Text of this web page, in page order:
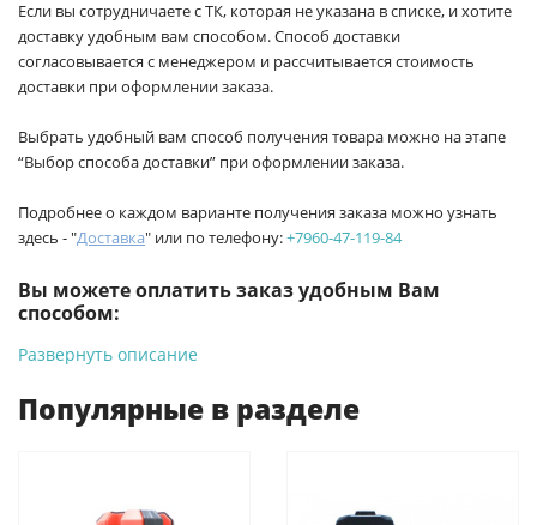
Если вы сотрудничаете с ТК, которая не указана в списке, и хотите
доставку удобным вам способом. Способ доставки
согласовывается с менеджером и рассчитывается стоимость
доставки при оформлении заказа.
Выбрать удобный вам способ получения товара можно на этапе
“Выбор способа доставки” при оформлении заказа.
Подробнее о каждом варианте получения заказа можно узнать
здесь - "Доставка" или по телефону:+7960-47-119-84
Вы можете оплатить заказ удобным Вам
способом:
-Банковской картой на сайте ProffЭлектро. Данный вид
Развернуть описание
Популярные в разделе